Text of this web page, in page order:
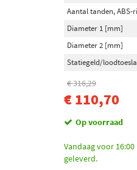
Aantal tanden, ABS-
Diameter 1 [mm]
Diameter 2 [mm]
Statiegeld/
€ 316,29
€ 110,70
Op voorraad
Vandaag voor
geleverd.